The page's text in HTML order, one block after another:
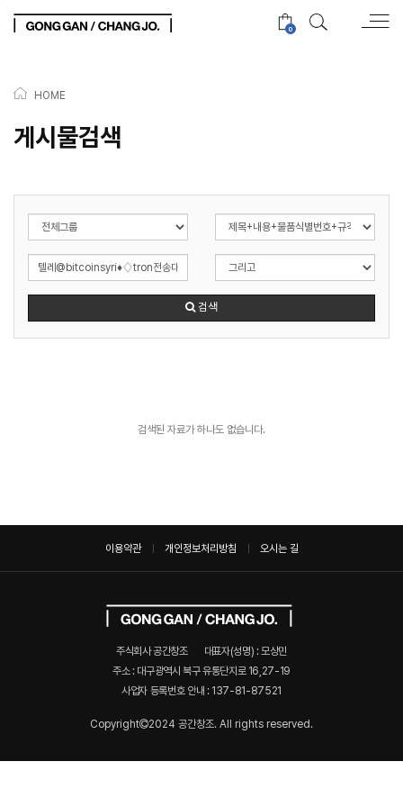
0
HOME
게시물검색
검색
검색된 자료가 하나도 없습니다.
이용약관 개인정보처리방침 오시는 길
주식회사 공간창조
대표자(성명) : 모상민
주소 : 대구광역시 북구 유통단지로 16,27-19
사업자 등록번호 안내 : 137-81-87521
Copyright 2024 공간창조. All rights reserved.